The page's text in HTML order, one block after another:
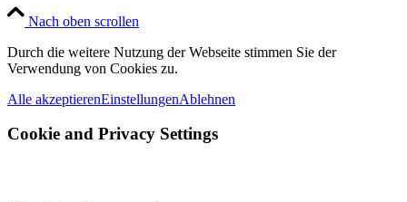
Nach oben scrollen
Durch die weitere Nutzung der Webseite stimmen Sie der
Verwendung von Cookies zu.
Alle akzeptierenEinstellungenAblehnen
Cookie and Privacy Settings